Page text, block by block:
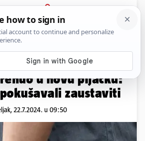
PRIJAVA
News Komentari
pa dan nakon
u novu pljačku:
zaustaviti
22.7.2024. u 09:50